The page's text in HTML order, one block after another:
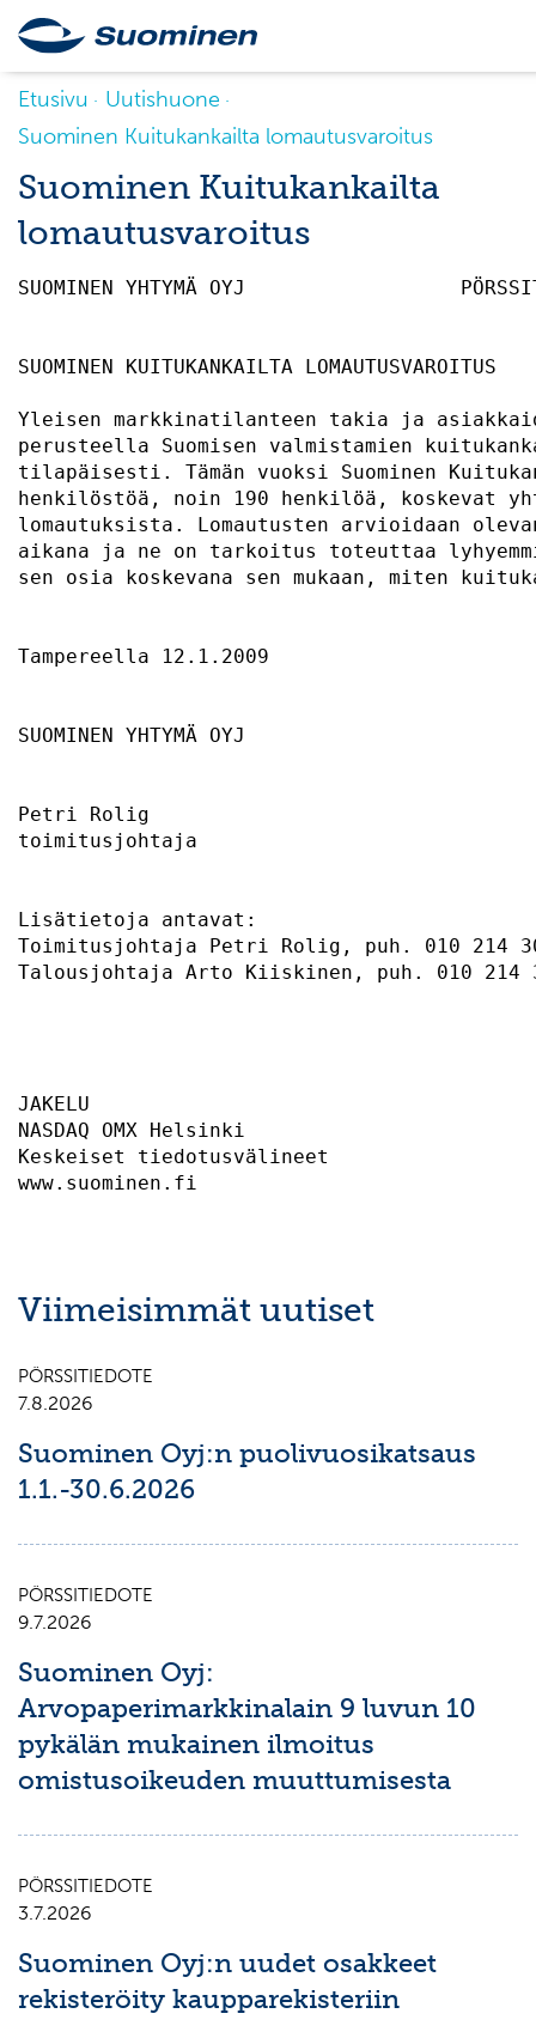
Etusivu
Uutishuone
Suominen Kuitukankailta lomautusvaroitus
Suominen Kuitukankailta
lomautusvaroitus
SUOMINEN YHTYMÄ OYJ
SUOMINEN
Yleisen markkinatilanteen takia ja
perusteella Suomisen valmistamien
tilapäisesti. Tämän vuoksi Suominen
henkilöstöä, noin 190 henkilöä, koskevat
lomautuksista. Lomautusten arvioidaan
aikana ja ne on tarkoitus toteuttaa
sen osia koskevana sen mukaan,
SUOMINEN
Petri
Toimitusjohtaja Petri
Talousjohtaja Arto
NASDAQ
Keskeiset
Viimeisimmät uutiset
PÖRSSITIEDOTE
7.8.2026
Suominen Oyj:n puolivuosikatsaus
1.1.-30.6.2026
PÖRSSITIEDOTE
9.7.2026
Suominen Oyj:
Arvopaperimarkkinalain 9 luvun 10
pykälän mukainen ilmoitus
omistusoikeuden muuttumisesta
PÖRSSITIEDOTE
3.7.2026
Suominen Oyj:n uudet osakkeet
rekisteröity kaupparekisteriin